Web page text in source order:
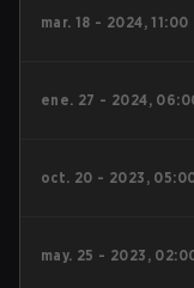
mar. 18 - 2024, 11:00
ene. 27 - 2024,
oct. 20 - 2023,
may. 25 - 2023,